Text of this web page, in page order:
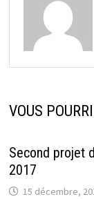
VOUS
Second projet
2017
15 décembre,